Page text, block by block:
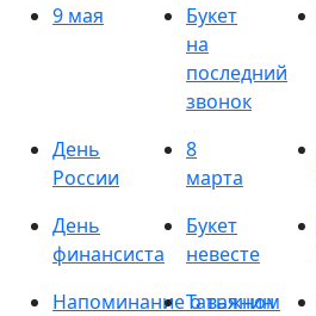
9 мая
Букет
на
последний
звонок
День
России
8
марта
День
финансиста
Букет
невесте
Напоминание о важном
Татьянин